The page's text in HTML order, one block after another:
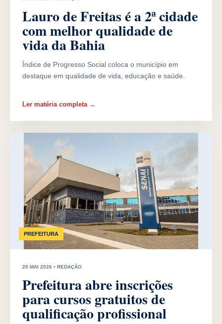
Lauro de Freitas é a 2ª cidade
com melhor qualidade de
vida da Bahia
Índice de Progresso Social coloca o município em
destaque em qualidade de vida, educação e saúde.
Ler matéria completa →
PREFEITURA
20 MAI 2026 • REDAÇÃO
Prefeitura abre inscrições
para cursos gratuitos de
qualificação profissional